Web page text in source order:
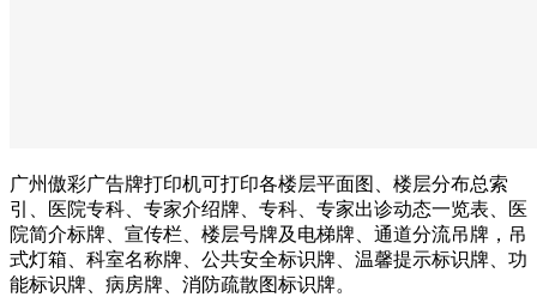
广州傲彩广告牌打印机可打印各楼层平面图、楼层分布总索
引、医院专科、专家介绍牌、专科、专家出诊动态一览表、医
院简介标牌、宣传栏、楼层号牌及电梯牌、通道分流吊牌，吊
式灯箱、科室名称牌、公共安全标识牌、温馨提示标识牌、功
能标识牌、病房牌、消防疏散图标识牌。